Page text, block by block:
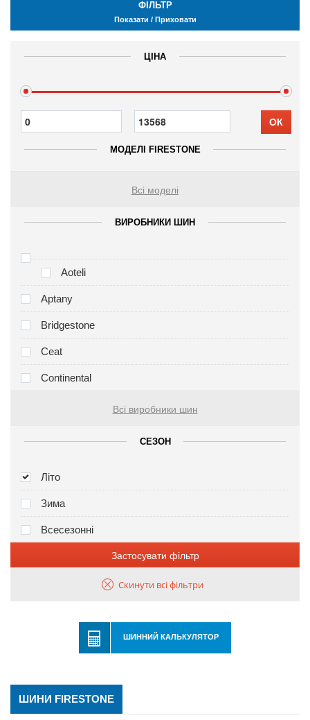
ФІЛЬТР
Показати / Приховати
ЦІНА
ОК
МОДЕЛІ FIRESTONE
Всі моделі
ВИРОБНИКИ ШИН
Aoteli
Aptany
Bridgestone
Ceat
Continental
Всі виробники шин
СЕЗОН
Літо
Зима
Всесезонні
Застосувати фільтр
Скинути всі фільтри
ШИННИЙ КАЛЬКУЛЯТОР
ШИНИ FIRESTONE